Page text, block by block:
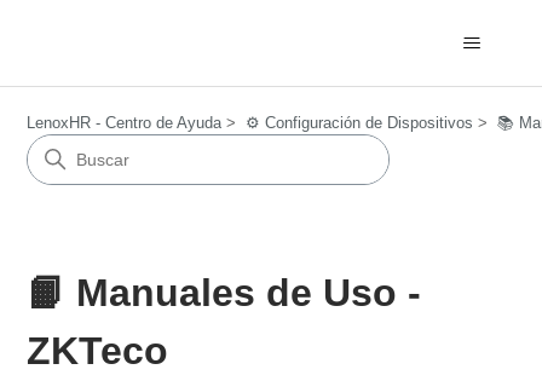
LenoxHR - Centro de Ayuda ⚙️ Configuración de Dispositivos 📚
📙 Manuales de Uso -
ZKTeco